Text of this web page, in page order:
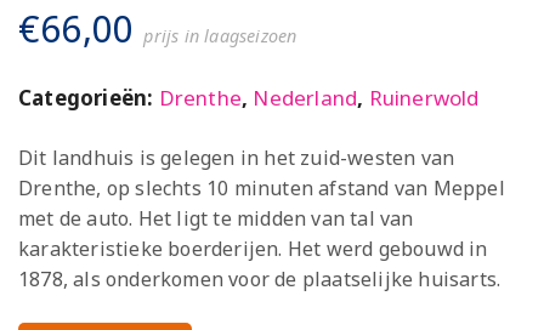
€66,00 prijs in laagseizoen
Categorieën: Drenthe, Nederland, Ruinerwold
Dit landhuis is gelegen in het zuid-westen van
Drenthe, op slechts 10 minuten afstand van Meppel
met de auto. Het ligt te midden van tal van
karakteristieke boerderijen. Het werd gebouwd in
1878, als onderkomen voor de plaatselijke huisarts.